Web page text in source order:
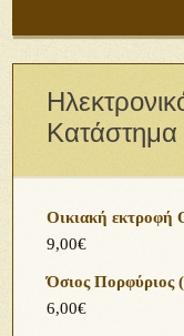
Κατάστημα
Οικιακή εκτροφή
9,00€
Όσιος Πορφύριος
6,00€